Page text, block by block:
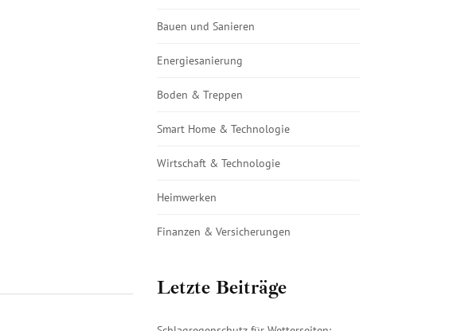
Bauen und Sanieren
Energiesanierung
Boden & Treppen
Smart Home & Technologie
Wirtschaft & Technologie
Heimwerken
Finanzen & Versicherungen
Letzte Beiträge